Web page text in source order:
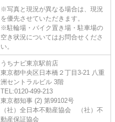
※写真と現況が異なる場合は、現況
を優先させていただきます。
※駐輪場・バイク置き場・駐車場の
空き状況についてはお問合せくださ
い。
うちナビ東京駅前店
東京都中央区日本橋２丁目3-21 八重
洲セントラルビル 3階
TEL:0120-499-213
東京都知事 (2) 第99102号
（社）全日本不動産協会 （社）不
動産保証協会